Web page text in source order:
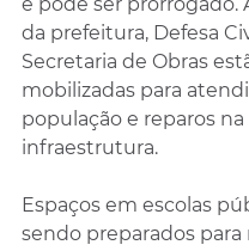
e pode ser prorrogado.
da prefeitura, Defesa
Secretaria de Obras
mobilizadas para
população e reparos na
infraestrutura.
Espaços em escolas
sendo preparados para